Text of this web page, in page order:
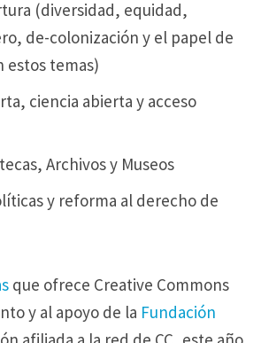
(diversidad, equidad,
de-colonización y el papel de
estos temas)
ciencia abierta y acceso
Archivos y Museos
y reforma al derecho de
que ofrece Creative Commons
y al apoyo de la Fundación